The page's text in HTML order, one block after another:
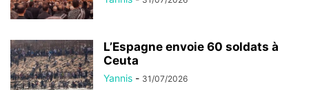
L’Espagne envoie 60 soldats à
Ceuta
Yannis - 31/07/2026